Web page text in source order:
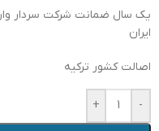
یک سال ضمانت شرکت سردار
ایران
اصالت کشور ترکیه
-
+